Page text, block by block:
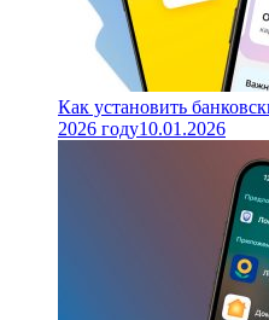
Как установить
2026 году10.01.2026